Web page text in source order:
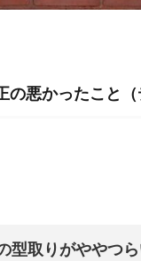
の悪かったこと（
型取りがややつ